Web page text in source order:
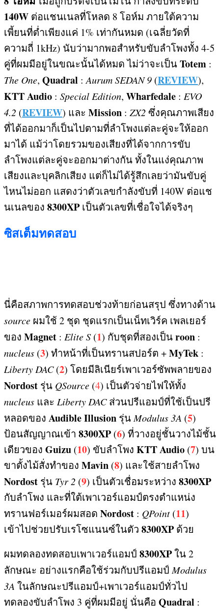
140W ต่อแชนเนลที่โหลด 8 โอห์ม ภายใต้ความ
เพี้ยนที่ต่ำเพียงแค่ 1% เท่ากันหมด (เฉลี่ยวัดที่
ความถี่ 1kHz) นับว่ามากพอสำหรับขับลำโพงทั้ง 4-5
คู่ที่ผมมีอยู่ในขณะนั้นได้หมด ไม่ว่าจะเป็นTotem :
The One, Quadral :Aurum SEDAN 9 (REVIEW),
KTT Audio : Special Edition, Wharfedale : EVO
4.2 (REVIEW) และ Mission : ZX2 ซึ่งคุณภาพเสียง
ที่ได้ออกมาก็เป็นไปตามที่ลำโพงแต่ละคู่จะให้ออก
มาได้ แม้ว่าโดยรวมของเสียงที่ได้จากการขับ
ลำโพงแต่ละคู่จะออกมาต่างกัน ทั้งในแง่คุณภาพ
เสียงและบุคลิกเสียง แต่ก็ไม่ได้รู้สึกเลยว่ามันขับคู่
ไหนไม่ออก แสดงว่าตัวเลขกำลังขับที่ 140W ต่อแช
นเนลของ 8300XP เป็นตัวเลขที่เชื่อใจได้จริงๆ
ซิสเต็มทดสอบ
นี่คือสภาพการทดสอบช่วงท้ายก่อนสรุป ซึ่งทางด้าน
source ผมใช้ 2 ชุด ชุดแรกเป็นเน็ทเวิร์ค เพลเยอร์
ของ Magnet : Elite S (1) กับชุดที่สองเป็นroon :
nucleus (3) ทำหน้าที่เป็นทรานสปอร์ต +MyTek :
Liberty DAC(2) โดยมีลิเนียร์เพาเวอร์ซัพพลายของ
Nordost รุ่น QSource (4) เป็นตัวจ่ายไฟให้ทั้ง
nucleus และ Liberty DAC ส่วนปรีแอมป์ที่ใช้เป็นปรี
หลอดของ Audible Illusion รุ่นModulus 3A (5)
ป้อนสัญญาณเข้า 8300XP (6) ที่วางอยู่ชั้นวางไม้ชั้น
เดียวของ Guizu (10) ขับลำโพง KTT Audio (7) บน
ขาตั้งไม้สั่งทำของ Mavin (8) และใช้สายลำโพง
Nordost รุ่น Tyr 2 (9) เป็นตัวเชื่อมระหว่าง 8300XP
กับลำโพง และที่ใต้เพาเวอร์แอมป์ตรงตำแหน่ง
ทรานฟอร์เมอร์ผมสอด Nordost : QPoint (11)
เข้าไปช่วยปรับเรโซแนนซ์ในตัว 8300XP ด้วย
ผมทดลองทดสอบเพาเวอร์แอมป์ 8300XPใน2
ลักษณะ อย่างแรกคือใช้ร่วมกับปรีแอมป์Modulus
3A ในลักษณะปรีแอมป์+เพาเวอร์แอมป์ทั่วไป
ทดลองขับลำโพง 3 คู่ที่ผมมีอยู่ นั่นคือ Quadral :